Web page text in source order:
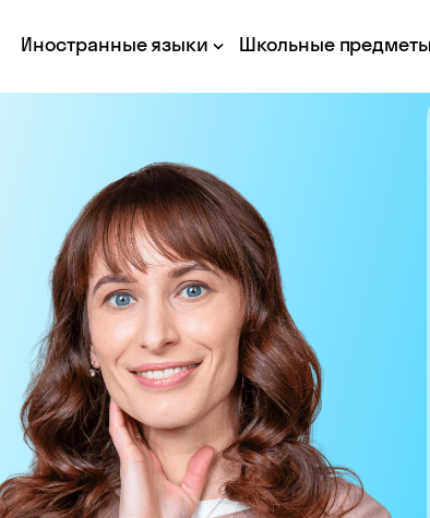
Иностранные языки Школьные